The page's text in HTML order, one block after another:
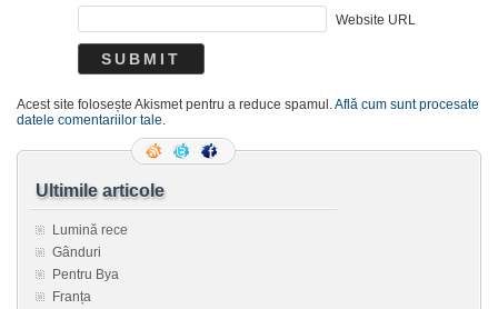
Website URL
Acest site folosește Akismet pentru a reduce spamul. Află cum sunt procesate
datele comentariilor tale
Ultimile articole
Lumină rece
Gânduri
Pentru Bya
Franța